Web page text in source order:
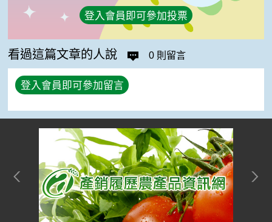
登入會員即可參加投票
看過這篇文章的人說 0 則留言
登入會員即可參加留言